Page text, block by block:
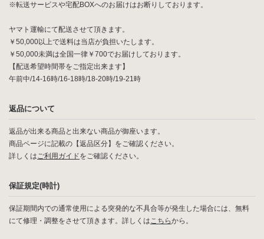
※転送サービスや宅配BOXへのお届けはお断りしております。
ヤマト運輸にて配送させて頂きます。
￥50,000以上で送料は当店が負担いたします。
￥50,000未満は全国一律￥700でお届けしております。
【配送希望時間帯をご指定出来ます】
午前中/14-16時/16-18時/18-20時/19-21時
返品について
返品が出来る商品と出来ない商品が御座います。
商品ページに記載の【返品区分】をご確認ください。
詳しくはご利用ガイドをご確認ください。
保証規定(時計)
保証期間内での通常使用による突発的な不具合等が発生した場合には、無料
にて修理・調整をさせて頂きます。詳しくはこちらから。